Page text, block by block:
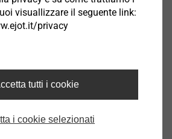
visuallizzare il seguente link:
privacy
tutti i cookie
i cookie selezionati